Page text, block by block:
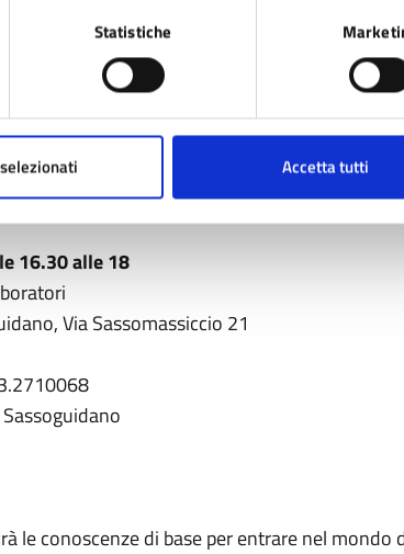
Statistiche
Accetta tutti
le conoscenze di base per entrare nel mondo
canzone rap, tecniche vocali, solfeggio ritmico
– freegnanozone@gamil.com
16.30 alle 18
Via Sassomassiccio 21
le conoscenze di base per entrare nel mondo